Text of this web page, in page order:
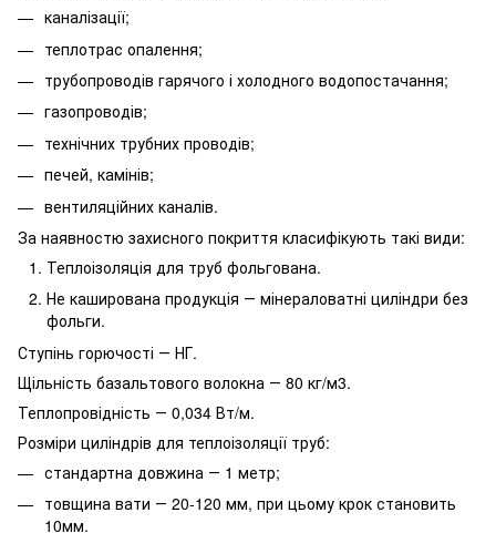
каналізації;
теплотрас опалення;
трубопроводів гарячого і холодного водопостачання;
газопроводів;
технічних трубних проводів;
печей, камінів;
вентиляційних каналів.
За наявностю захисного покриття класифікують такі види:
Теплоізоляція для труб фольгована.
Не каширована продукція ― мінераловатні циліндри без
фольги.
Ступінь горючості ― НГ.
Щільність базальтового волокна ― 80 кг/м3.
Теплопровідність ― 0,034 Вт/м.
Розміри циліндрів для теплоізоляції труб:
стандартна довжина ― 1 метр;
товщина вати ― 20-120 мм, при цьому крок становить
10мм.